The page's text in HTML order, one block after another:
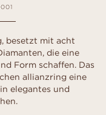
besetzt mit acht
die eine
Form schaffen. Das
allianzring eine
elegantes und